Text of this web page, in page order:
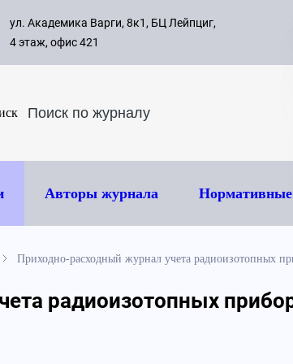
с 09:00
8 495
ул. Академика Варги, 8к1, БЦ Лейпциг,
4 этаж, офис 421
Авторы журнала
Приходно-расходный журнал учета радиоизотопных
радиоизотопных